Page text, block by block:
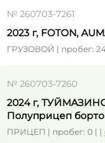
№ 260703-7261
2023 г, FOTON,
ГРУЗОВОЙ | пробег:
№ 260703-7260
2024 г,
Полуприцеп
ПРИЦЕП | пробег: 0 | |